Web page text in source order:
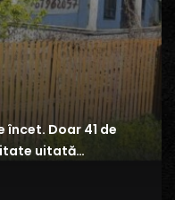
Doar 41 de
uitată…